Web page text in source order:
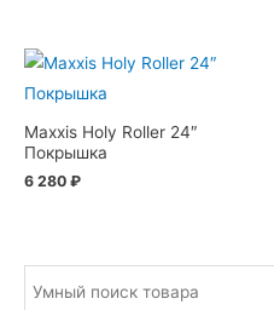
Maxxis Holy Roller 24″
Покрышка
6 280 ₽